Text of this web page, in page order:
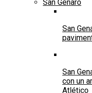
San Genaro
San
San
con un
Atlético